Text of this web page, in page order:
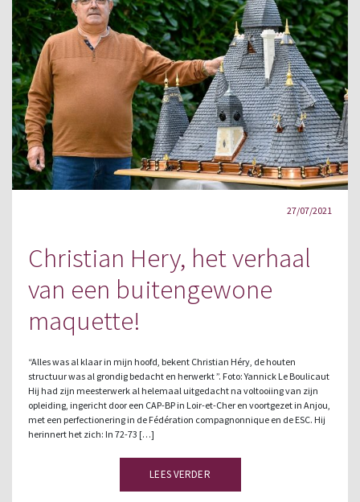
27/07/2021
Christian Hery, het verhaal
van een buitengewone
maquette!
“Alles was al klaar in mijn hoofd, bekent Christian Héry, de houten
structuur was al grondig bedacht en herwerkt ”. Foto: Yannick Le Boulicaut
Hij had zijn meesterwerk al helemaal uitgedacht na voltooiing van zijn
opleiding, ingericht door een CAP-BP in Loir-et-Cher en voortgezet in Anjou,
met een perfectionering in de Fédération compagnonnique en de ESC. Hij
herinnert het zich: In 72-73 […]
LEES VERDER